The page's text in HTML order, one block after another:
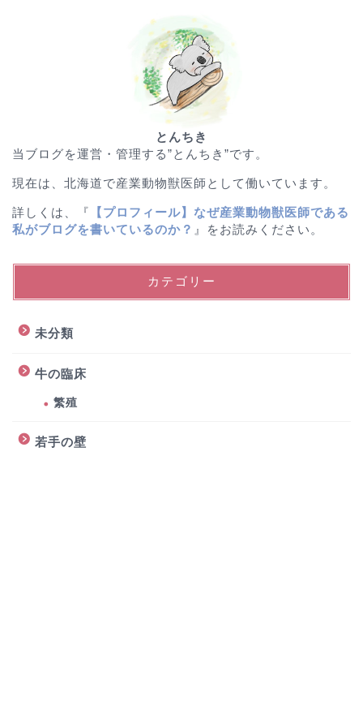
とんちき
当ブログを運営・管理する”とんちき”です。
現在は、北海道で産業動物獣医師として働いています。
詳しくは、『
【プロフィール】なぜ産業動物獣医師である
私がブログを書いているのか？ 』をお読みください。
カテゴリー
未分類
牛の臨床
繁殖
若手の壁